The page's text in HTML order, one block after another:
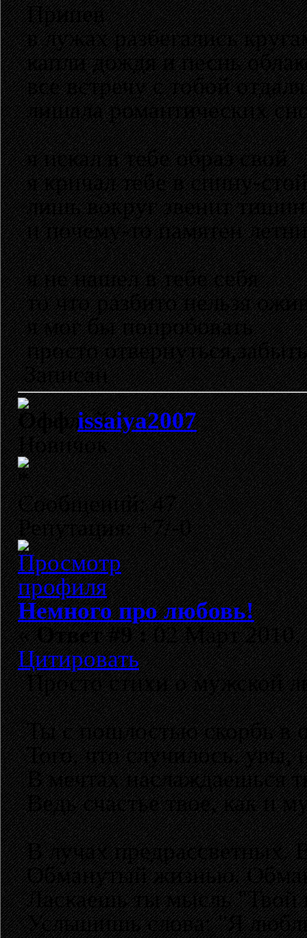
Припев
в лужах разбегались
капли дождя и песнь
все встречу с тобой
лишала романтических
я искал в тебе образ свой
я кричал тебе в спину-стой
лишь вокруг звенит
и почему-то памятен
я не нашел в тебе себя
то что разбито нельзя
я мог бы попробовать
просто отвернуться,забыть
Записан
issaiya2007
Новичок
Сообщений: 47
Репутация: +7/-0
Немного про любовь!
«Ответ #9 :02 Март 2010,
Цитировать
Просто стихи о мужской
Ты с пошлостью скорбь в
Того, что случилось, увы,
В мечтах наслаждаешься
Ведь счастье твое, как и
В лучах предрассветных.
Обманутый жизнью.
Ласкаешь ты мысль "Твой
Услышишь слова: "Я